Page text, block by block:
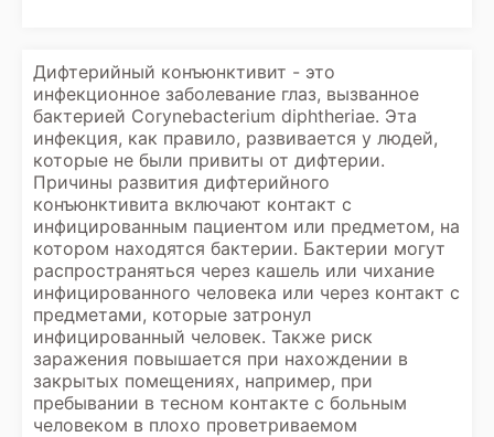
Дифтерийный конъюнктивит - это
инфекционное заболевание глаз, вызванное
бактерией Corynebacterium diphtheriae. Эта
инфекция, как правило, развивается у людей,
которые не были привиты от дифтерии.
Причины развития дифтерийного
конъюнктивита включают контакт с
инфицированным пациентом или предметом, на
котором находятся бактерии. Бактерии могут
распространяться через кашель или чихание
инфицированного человека или через контакт с
предметами, которые затронул
инфицированный человек. Также риск
заражения повышается при нахождении в
закрытых помещениях, например, при
пребывании в тесном контакте с больным
человеком в плохо проветриваемом